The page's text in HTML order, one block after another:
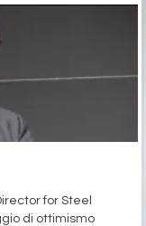
for Steel
di ottimismo